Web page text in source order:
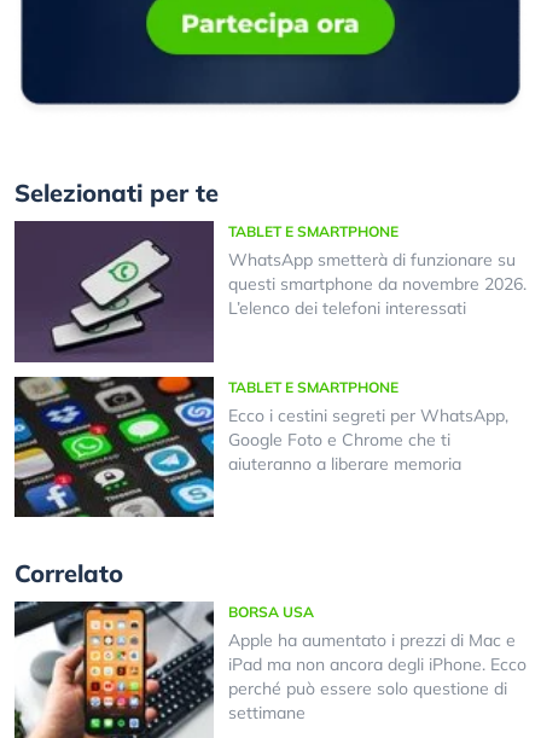
Selezionati per te
TABLET E SMARTPHONE
WhatsApp smetterà di funzionare su
questi smartphone da novembre 2026.
L’elenco dei telefoni interessati
TABLET E SMARTPHONE
Ecco i cestini segreti per WhatsApp,
Google Foto e Chrome che ti
aiuteranno a liberare memoria
Correlato
BORSA USA
Apple ha aumentato i prezzi di Mac e
iPad ma non ancora degli iPhone. Ecco
perché può essere solo questione di
settimane